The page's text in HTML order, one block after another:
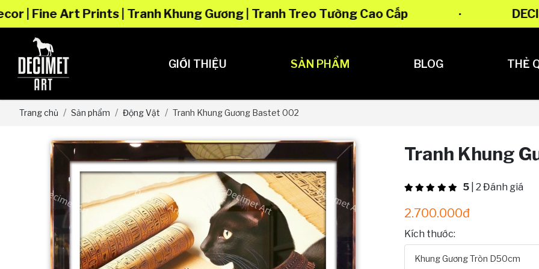
– Framed Art & Home Decor | Fine Art Prints | Tranh Khung Gương | Tranh Treo Tường
GIỚI THIỆU SẢN PHẨM BLOG THẺ
Trang chủ Sản phẩm Động Vật Tranh Khung Gương Bastet 002
Tranh Khung
5 | 2 Đánh giá
2.700.000đ
Kích thước:
Khung Gương Tròn D50cm